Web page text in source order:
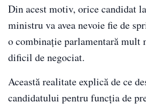
Din acest motiv, orice candidat
ministru va avea nevoie fie de
o combinație parlamentară mult
dificil de negociat.
Această realitate explică de ce
candidatului pentru funcția de